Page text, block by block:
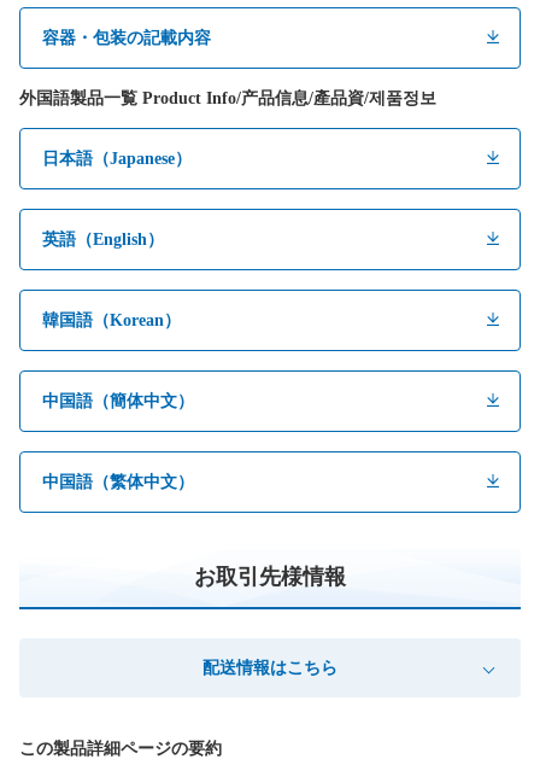
容器・包装の記載内容
外国語製品一覧 Product Info/产品信息/產品資/제품정보
日本語（Japanese）
英語（English）
韓国語（Korean）
中国語（簡体中文）
中国語（繁体中文）
お取引先様情報
配送情報はこちら
この製品詳細ページの要約